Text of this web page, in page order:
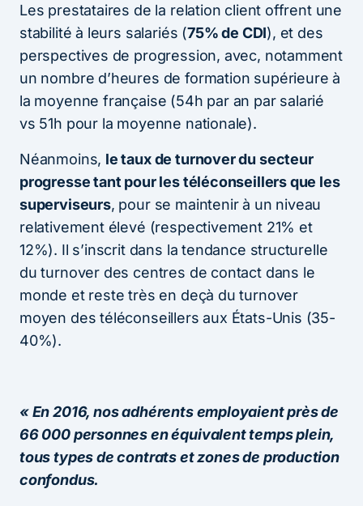
Les prestataires de la relation client offrent une
stabilité à leurs salariés (75% de CDI), et des
perspectives de progression, avec, notamment
un nombre d’heures de formation supérieure à
la moyenne française (54h par an par salarié
vs 51h pour la moyenne nationale).
Néanmoins, le taux de turnover du secteur
progresse tant pour les téléconseillers que les
superviseurs, pour se maintenir à un niveau
relativement élevé (respectivement 21% et
12%). Il s’inscrit dans la tendance structurelle
du turnover des centres de contact dans le
monde et reste très en deçà du turnover
moyen des téléconseillers aux États-Unis (35-
40%).
« En 2016, nos adhérents employaient près de
66 000 personnes en équivalent temps plein,
tous types de contrats et zones de production
confondus.